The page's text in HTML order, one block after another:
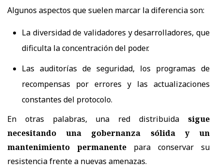
Algunos aspectos que suelen marcar la diferencia son:
La diversidad de validadores y desarrolladores, que
dificulta la concentración del poder.
Las auditorías de seguridad, los programas de
recompensas por errores y las actualizaciones
constantes del protocolo.
En otras palabras, una red distribuida sigue
necesitando una gobernanza sólida y un
mantenimiento permanente para conservar su
resistencia frente a nuevas amenazas.